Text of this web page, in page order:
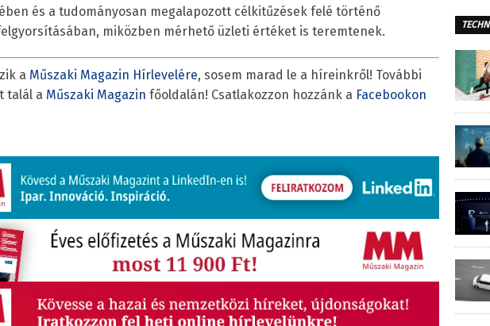
és a tudományosan megalapozott célkitűzések felé történő
miközben mérhető üzleti értéket is teremtenek.
a Műszaki Magazin Hírlevelére, sosem marad le a híreinkről! További
talál a Műszaki Magazin főoldalán! Csatlakozzon hozzánk a Facebookon